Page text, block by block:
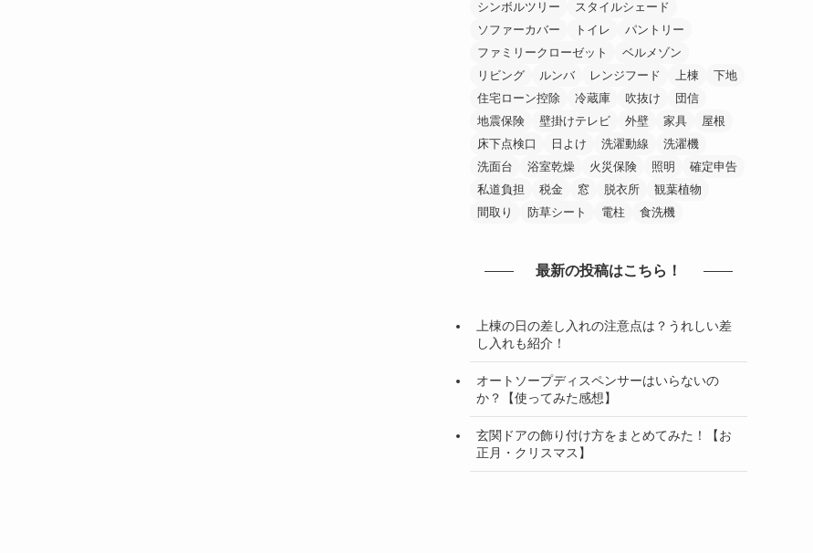
シンボルツリー
スタイルシェード
ソファーカバー
トイレ
パントリー
ファミリークローゼット
ベルメゾン
リビング
ルンバ レンジフード 上棟
下地
住宅ローン控除
冷蔵庫 吹抜け
団信
地震保険
壁掛けテレビ 外壁 家具
屋根
床下点検口
日よけ 洗濯動線
洗濯機
洗面台
浴室乾燥 火災保険 照明
確定申告
私道負担
税金 窓 脱衣所
観葉植物
間取り
防草シート 電柱 食洗機
最新の投稿はこちら！
上棟の日の差し入れの注意点は？うれしい差
し入れも紹介！
オートソープディスペンサーはいらないの
か？【使ってみた感想】
玄関ドアの飾り付け方をまとめてみた！【お
正月・クリスマス】